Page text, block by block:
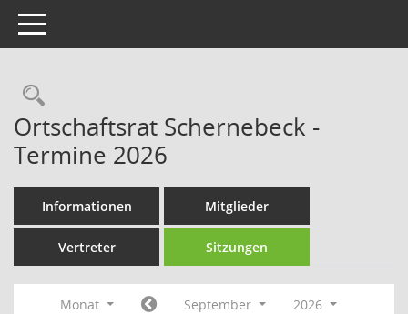
Toggle navigation
Rechercheauswahl
Ortschaftsrat Schernebeck -
Termine 2026
Informationen Mitglieder
Vertreter Sitzungen
Monat September
2026